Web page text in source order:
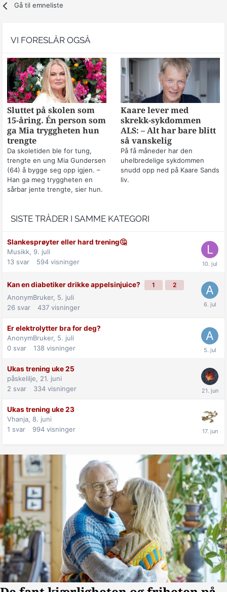
Gå til emneliste
VI FORESLÅR OGSÅ
Sluttet på skolen som
15-åring. Én person som
ga Mia tryggheten hun
trengte
Da skoletiden ble for tung,
trengte en ung Mia Gundersen
(64) å bygge seg opp igjen. –
Han ga meg tryggheten en
sårbar jente trengte, sier hun.
Kaare lever med
skrekk-sykdommen
ALS: – Alt har bare blitt
så vanskelig
På få måneder har den
uhelbredelige sykdommen
snudd opp ned på Kaare Sands
liv.
SISTE TRÅDER I SAMME KATEGORI
Slankesprøyter eller hard trening🤔
Musikk, 9. juli
13 svar 594 visninger
Kan en diabetiker drikke appelsinjuice? 1 2
AnonymBruker, 5. juli
26 svar 437 visninger
Er elektrolytter bra for deg?
AnonymBruker, 5. juli
0 svar 138 visninger
Ukas trening uke 25
påskelilje, 21. juni
2 svar 334 visninger
Ukas trening uke 23
Vhanja, 8. juni
1 svar 994 visninger